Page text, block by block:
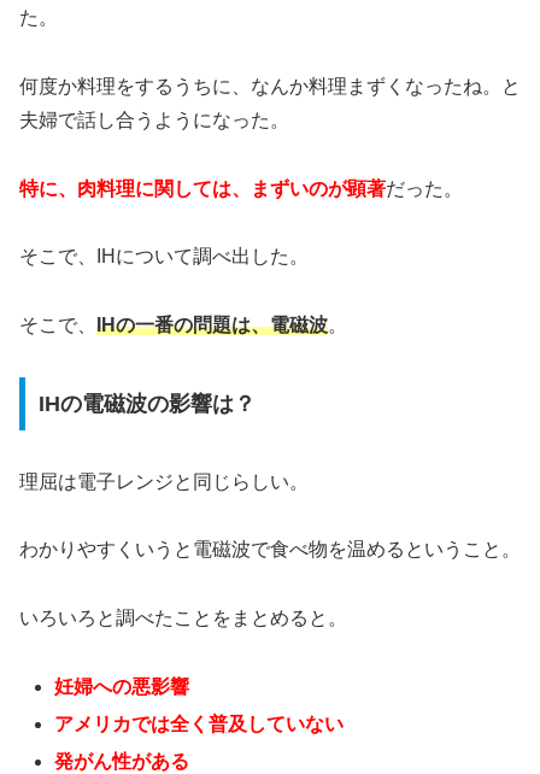
た。
何度か料理をするうちに、なんか料理まずくなったね。と
夫婦で話し合うようになった。
特に、肉料理に関しては、まずいのが顕著だった。
そこで、IHについて調べ出した。
そこで、 IHの一番の問題は、電磁波。
IHの電磁波の影響は？
理屈は電子レンジと同じらしい。
わかりやすくいうと電磁波で食べ物を温めるということ。
いろいろと調べたことをまとめると。
妊婦への悪影響
アメリカでは全く普及していない
発がん性がある